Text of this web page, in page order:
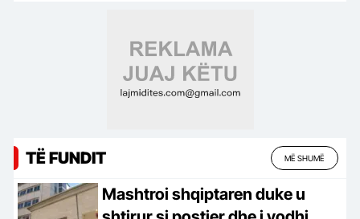
TË FUNDIT MË SHUMË
Mashtroi shqiptaren duke u